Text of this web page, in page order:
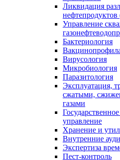
Ликвидация
Управление
Бактериология
Вирусология
Микробиология
Паразитология
Эксплуатация,
сжатыми,
газами
управление
Хранение и
Внутренние
Экспертиза
Пест-контроль